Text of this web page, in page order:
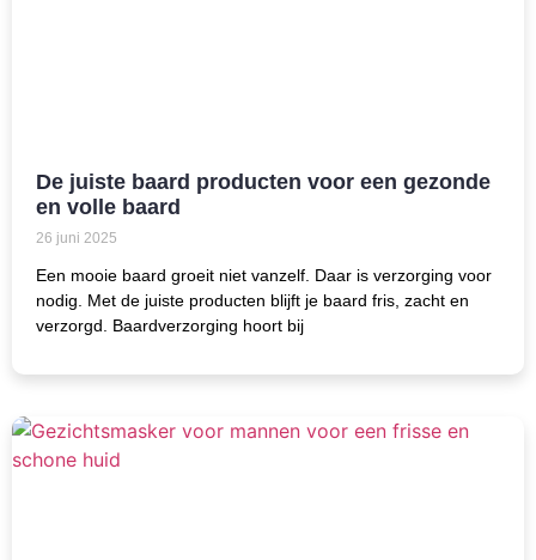
De juiste baard producten voor een gezonde
en volle baard
26 juni 2025
Een mooie baard groeit niet vanzelf. Daar is verzorging voor
nodig. Met de juiste producten blijft je baard fris, zacht en
verzorgd. Baardverzorging hoort bij